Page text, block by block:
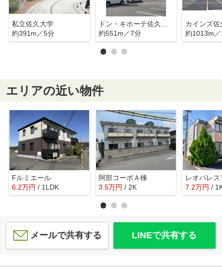
私立佐久大学
約391m／5分
約551m／7分
カインズ佐
約1013m
エリアの近い物件
Fルミエール
6.2万円 / 1LDK
阿部コーポＡ棟
3.5万円 / 2K 7.2万円 /
メールで共有する LINEで共有する